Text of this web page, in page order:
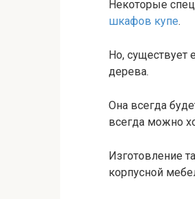
Некоторые
шкафов купе.
Но, существует
дерева.
Она всегда
всегда можно
Изготовление
корпусной